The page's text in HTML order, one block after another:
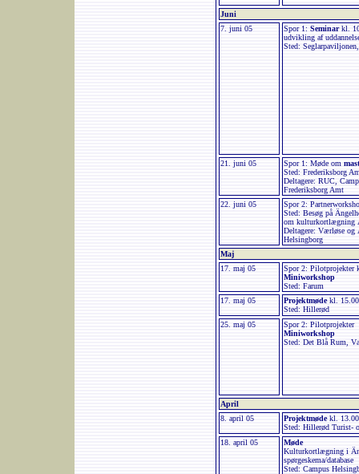
Juni
7. juni 05
Spor 1:Seminarkl.
udvikling af
Sted:
21. juni 05 Spor 1: Møde om
Sted: Frederiksborg
Deltagere: RUC,
Frederiksborg Amt
22. juni 05
Spor 2:
Sted: Besøg på
om kulturkortlægning
Deltagere: Værløse og
Helsingborg
Maj
17. maj 05
Spor 2: Pilotprojekter
Miniworkshop
Sted: Farum
17. maj 05
Projektmødekl.
Sted: Hillerød
25. maj 05
Spor 2: Pilotprojekter
Miniworkshop
Sted: Det Blå Rum,
April
8. april 05
Projektmøde kl. 13.00
Sted: Hillerød Turist-
18. april 05
Møde
Kulturkortlægning i
spørgeskema/database
Sted: Campus